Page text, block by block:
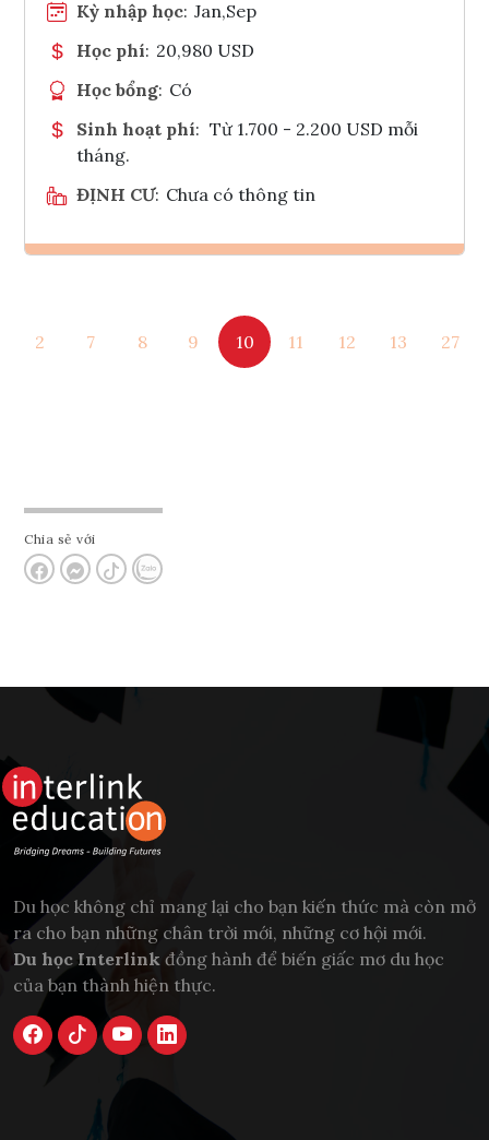
Kỳ nhập học: Jan,Sep
Học phí: 20,980 USD
Học bổng: Có
Sinh hoạt phí: Từ 1.700 - 2.200 USD mỗi
tháng.
ĐỊNH CƯ: Chưa có thông tin
Tham vấn Interlink
2 7 8 9 10 11 12 13 27
Chia sẻ với
Du học không chỉ mang lại cho bạn kiến thức mà còn mở
ra cho bạn những chân trời mới, những cơ hội mới.
Du học Interlink đồng hành để biến giấc mơ du học
của bạn thành hiện thực.